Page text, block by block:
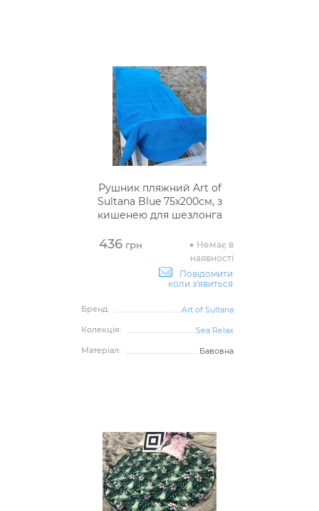
Рушник пляжний Art of
Sultana Blue 75х200см, з
кишенею для шезлонга
436грн
Немає в
наявності
Повідомити
коли з'явиться
Бренд:
Art of Sultana
Колекція:
Sea Relax
Матеріал:
Бавовна